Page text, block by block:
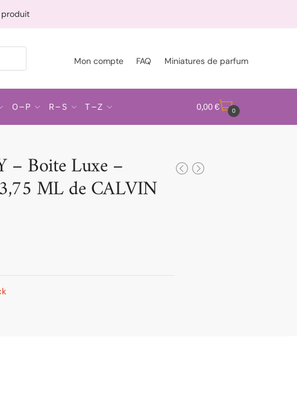
Mon compte FAQ Miniatures de parfum
O – P R – S T – Z 0,00 € 0
– Boite Luxe –
ML de CALVIN